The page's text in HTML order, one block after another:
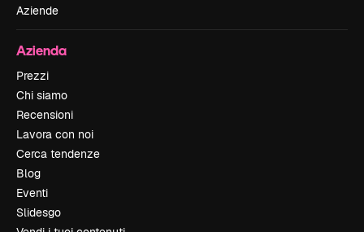
Aziende
Azienda
Prezzi
Chi siamo
Recensioni
Lavora con noi
Cerca tendenze
Blog
Eventi
Slidesgo